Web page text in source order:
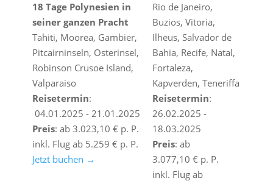
18 Tage Polynesien in
seiner ganzen Pracht
Tahiti, Moorea, Gambier,
Pitcairninseln, Osterinsel,
Robinson Crusoe Island,
Valparaiso
Reisetermin:
04.01.2025 - 21.01.2025
Preis: ab 3.023,10 € p. P.
inkl. Flug ab 5.259 € p. P.
Jetzt buchen →
Rio de Janeiro,
Buzios, Vitoria,
Ilheus, Salvador de
Bahia, Recife, Natal,
Fortaleza,
Kapverden, Teneriffa
Reisetermin:
26.02.2025 -
18.03.2025
Preis: ab
3.077,10 € p. P.
inkl. Flug ab